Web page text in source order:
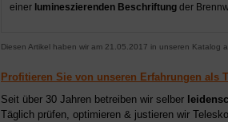
einer lumineszierenden Beschriftung der
Diesen Artikel haben wir am 21.05.2017 in unseren Katalog
Profitieren Sie von unseren Erfahrungen als
Seit über 30 Jahren betreiben wir selber
Täglich prüfen, optimieren & justieren wir